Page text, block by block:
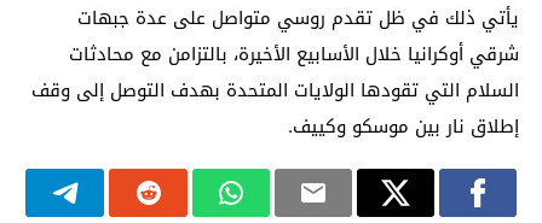
يأتي ذلك في ظل تقدم روسي متواصل على عدة جبهات
شرقي أوكرانيا خلال الأسابيع الأخيرة، بالتزامن مع محادثات
السلام التي تقودها الولايات المتحدة بهدف التوصل إلى وقف
إطلاق نار بين موسكو وكييف.